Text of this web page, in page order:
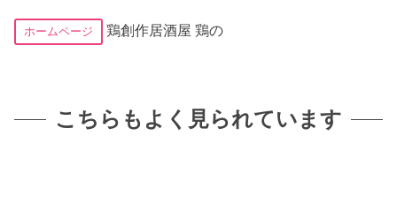
ホームページ 鶏創作居酒屋 鶏の
こちらもよく見られています